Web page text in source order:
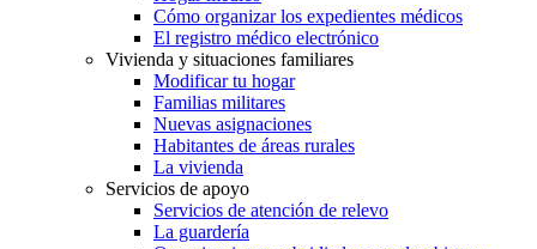
Cómo organizar los expedientes médicos
El registro médico electrónico
Vivienda y situaciones familiares
Modificar tu hogar
Familias militares
Nuevas asignaciones
Habitantes de áreas rurales
La vivienda
Servicios de apoyo
Servicios de atención de relevo
La guardería